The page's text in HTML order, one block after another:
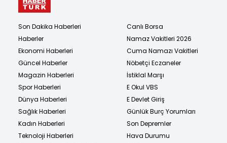
Son Dakika Haberleri
Haberler
Ekonomi Haberleri
Güncel Haberler
Magazin Haberleri
Spor Haberleri
Dünya Haberleri
Sağlık Haberleri
Kadın Haberleri
Teknoloji Haberleri
Canlı Borsa
Namaz Vakitleri 2026
Cuma Namazı Vakitleri
Nöbetçi Eczaneler
İstiklal Marşı
E Okul VBS
E Devlet Giriş
Günlük Burç Yorumları
Son Depremler
Hava Durumu